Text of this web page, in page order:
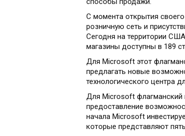
С момента открытия
розничную сеть и
Сегодня на территории
магазины доступны в 189
Для Microsoft этот
предлагать новые
технологического центра
Для Microsoft флагманский
предоставление
начала Microsoft
которые представляют